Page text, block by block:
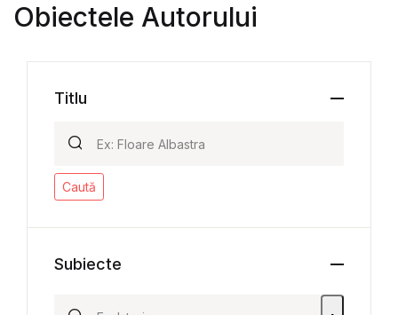
Obiectele Autorului
Titlu
Caută
Subiecte